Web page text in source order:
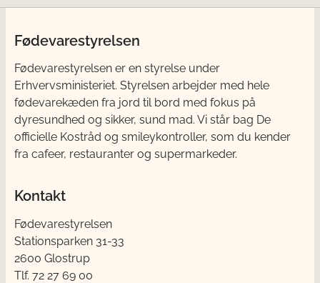
Fødevarestyrelsen
Fødevarestyrelsen er en styrelse under
Erhvervsministeriet. Styrelsen arbejder med hele
fødevarekæden fra jord til bord med fokus på
dyresundhed og sikker, sund mad. Vi står bag De
officielle Kostråd og smileykontroller, som du kender
fra cafeer, restauranter og supermarkeder.
Kontakt
Fødevarestyrelsen
Stationsparken 31-33
2600 Glostrup
Tlf. 72 2​​​7 69 00